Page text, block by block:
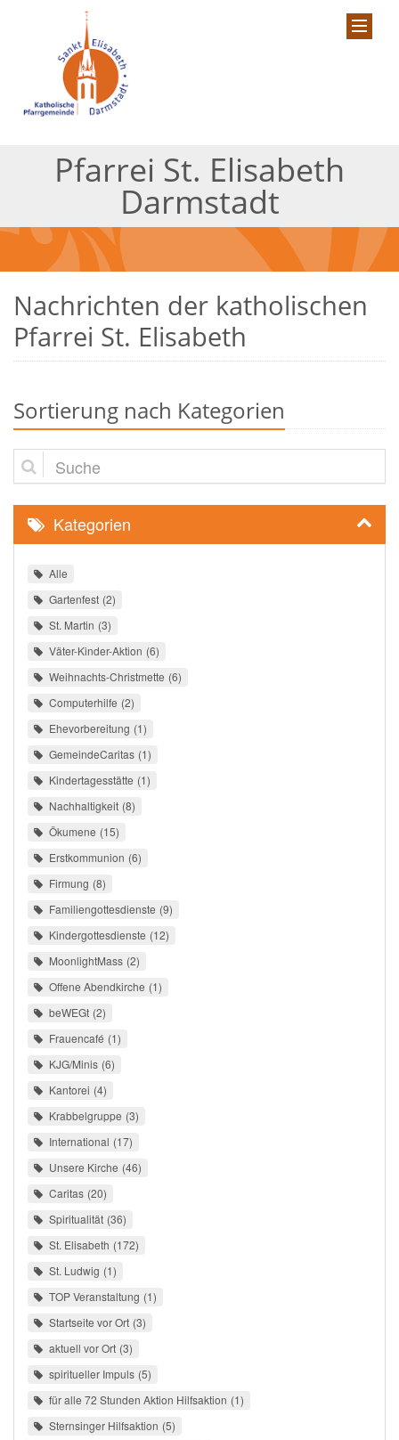
Pfarrei St. Elisabeth
Darmstadt
Nachrichten der katholischen
Pfarrei St. Elisabeth
Sortierung nach Kategorien
Suche
Kategorien
Alle
Gartenfest 2
St. Martin 3
Väter-Kinder-Aktion 6
Weihnachts-Christmette 6
Computerhilfe 2
Ehevorbereitung 1
GemeindeCaritas 1
Kindertagesstätte 1
Nachhaltigkeit 8
Ökumene 15
Erstkommunion 6
Firmung 8
Familiengottesdienste 9
Kindergottesdienste 12
MoonlightMass 2
Offene Abendkirche 1
beWEGt 2
Frauencafé 1
KJG/Minis 6
Kantorei 4
Krabbelgruppe 3
International 17
Unsere Kirche 46
Caritas 20
Spiritualität 36
St. Elisabeth 172
St. Ludwig 1
TOP Veranstaltung 1
Startseite vor Ort 3
aktuell vor Ort 3
spiritueller Impuls 5
für alle 72 Stunden Aktion Hilfsaktion 1
Sternsinger Hilfsaktion 5